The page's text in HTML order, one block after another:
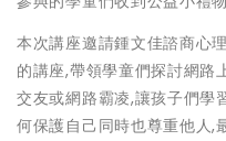
本次講座邀請鍾文佳諮商心
的講座,帶領學童們探討網路
交友或網路霸凌,讓孩子們學
何保護自己同時也尊重他人,